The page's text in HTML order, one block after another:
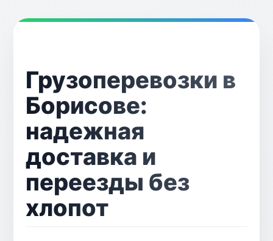
Грузоперевозки в
Борисове:
надежная
доставка и
переезды без
хлопот